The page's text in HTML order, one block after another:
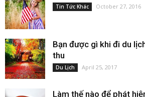
Tin Tức Khác October 27, 2016
Bạn được gì khi đi du
thu
Du Lịch April 25, 2017
Làm thế nào để phát